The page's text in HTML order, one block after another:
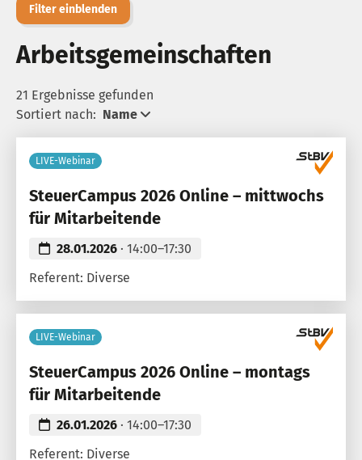
Filter einblenden
Arbeitsgemeinschaften
21 Ergebnisse gefunden
Sortiert nach: Name
LIVE-Webinar
SteuerCampus 2026 Online – mittwochs
für Mitarbeitende
28.01.2026 · 14:00–17:30
Referent: Diverse
LIVE-Webinar
SteuerCampus 2026 Online – montags
für Mitarbeitende
26.01.2026 · 14:00–17:30
Referent: Diverse